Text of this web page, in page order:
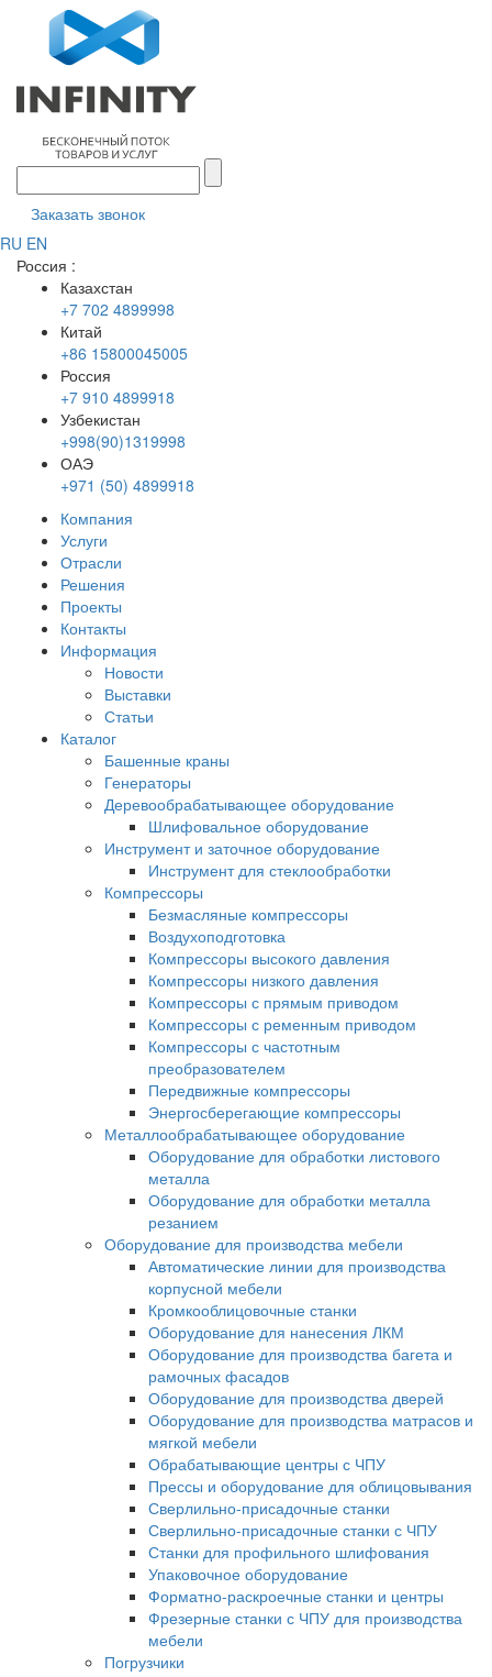
Заказать звонок
RU EN
Россия :
Казахстан
+7 702 4899998
Китай
+86 15800045005
Россия
+7 910 4899918
Узбекистан
+998(90)1319998
ОАЭ
+971 (50) 4899918
Компания
Услуги
Отрасли
Решения
Проекты
Контакты
Информация
Новости
Выставки
Статьи
Каталог
Башенные краны
Генераторы
Деревообрабатывающее оборудование
Шлифовальное оборудование
Инструмент и заточное оборудование
Инструмент для стеклообработки
Компрессоры
Безмасляные компрессоры
Воздухоподготовка
Компрессоры высокого давления
Компрессоры низкого давления
Компрессоры с прямым приводом
Компрессоры с ременным приводом
Компрессоры с частотным
преобразователем
Передвижные компрессоры
Энергосберегающие компрессоры
Металлообрабатывающее оборудование
Оборудование для обработки листового
металла
Оборудование для обработки металла
резанием
Оборудование для производства мебели
Автоматические линии для производства
корпусной мебели
Кромкооблицовочные станки
Оборудование для нанесения ЛКМ
Оборудование для производства багета и
рамочных фасадов
Оборудование для производства дверей
Оборудование для производства матрасов и
мягкой мебели
Обрабатывающие центры с ЧПУ
Прессы и оборудование для облицовывания
Сверлильно-присадочные станки
Сверлильно-присадочные станки с ЧПУ
Станки для профильного шлифования
Упаковочное оборудование
Форматно-раскроечные станки и центры
Фрезерные станки с ЧПУ для производства
мебели
Погрузчики